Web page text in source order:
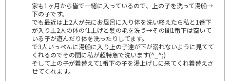
家も1ヶ月から皆で一緒に入っているので、上の子を洗って湯船→
下の子です。
でも最近は上2人が先にお風呂に入り体を洗い終えたら私と1番下
が入り上2人の体の仕上げと髪の毛を洗う→その間1番下は空いて
いる子が遊んだり体を洗ったりしてます。
で3人いっぺんに湯船に入り上の子達が下が溺れないように見てて
くれるのでその間に私が超特急で洗います(^_^;)
そして上の子が着替えて1番下の子を湯上げしに来てくれ着替えさ
せてくれます。